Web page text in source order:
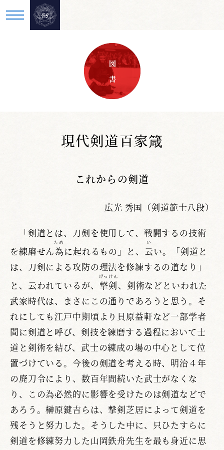
図 書
現代剣道百家箴
これからの剣道
広光 秀国（剣道範士八段）
「剣道とは、刀剣を使用して、戦闘するの技術
を練磨せん為
ため
に起れるもの」と、 云
い
い。「剣道と
は、刀剣による攻防の理法を修練するの道なり」
と、云われているが、 撃剣
げっけん
、剣術などといわれた
武家時代は、まさにこの通りであろうと思う。そ
れにしても江戸中期頃より貝原益軒など一部学者
間に剣道と呼び、剣技を練磨する過程において士
道と剣術を結び、武士の練成の場の中心として位
置づけている。今後の剣道を考える時、明治４年
の廃刀令により、数百年間続いた武士がなくな
り、この為必然的に影響を受けたのは剣道などで
あろう。榊原鍵吉らは、撃剣芝居によって剣道を
残そうと努力した。そうした中に、只ひたすらに
剣道を修練努力した山岡鉄舟先生を最も身近に思